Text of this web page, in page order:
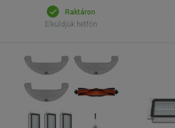
Raktáron
Elküldjük hétfőn